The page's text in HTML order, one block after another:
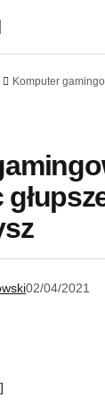
Komputer
02/04/2021